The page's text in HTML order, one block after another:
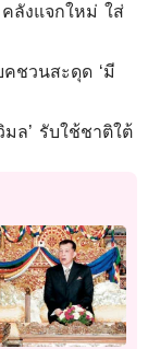
ลังแจกใหม่ ใส่
คชวนสะดุด ‘มี
มล’ รับใช้ชาติใต้